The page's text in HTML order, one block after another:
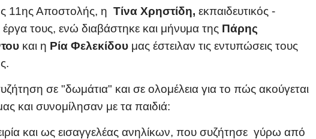
11ης Αποστολής, η Τίνα Χρηστίδη, εκπαιδευτικός -
έργα τους, ενώ διαβάστηκε και μήνυμα της Πάρης
και η Ρία Φελεκίδου μας έστειλαν τις εντυπώσεις τους
σε "δωμάτια" και σε ολομέλεια για το πώς ακούγεται
και συνομίλησαν με τα παιδιά:
και ως εισαγγελέας ανηλίκων, που συζήτησε γύρω από